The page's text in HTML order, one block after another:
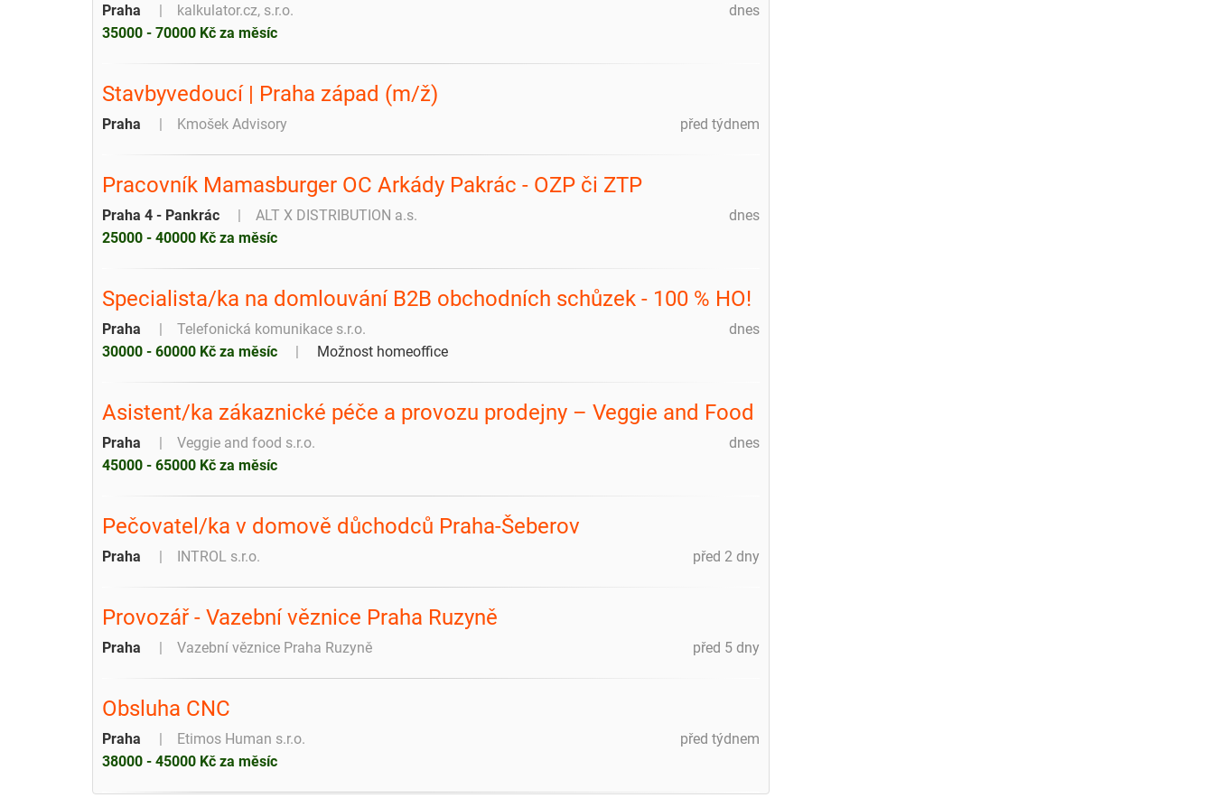
dnes
Praha
kalkulator.cz, s.r.o.
35000 - 70000 Kč za měsíc
Stavbyvedoucí | Praha západ (m/ž)
před týdnem
Praha Kmošek Advisory
Pracovník Mamasburger OC Arkády Pakrác - OZP či ZTP
dnes
Praha 4 - Pankrác
ALT X DISTRIBUTION a.s.
25000 - 40000 Kč za měsíc
Specialista/ka na domlouvání B2B obchodních schůzek - 100 % HO!
dnes
Praha
Telefonická komunikace s.r.o.
30000 - 60000 Kč za měsíc
Možnost homeoffice
Asistent/ka zákaznické péče a provozu prodejny – Veggie and Food
dnes
Praha
Veggie and food s.r.o.
45000 - 65000 Kč za měsíc
Pečovatel/ka v domově důchodců Praha-Šeberov
před 2 dny
Praha INTROL s.r.o.
Provozář - Vazební věznice Praha Ruzyně
před 5 dny
Praha Vazební věznice Praha Ruzyně
Obsluha CNC
před týdnem
Praha
Etimos Human s.r.o.
38000 - 45000 Kč za měsíc